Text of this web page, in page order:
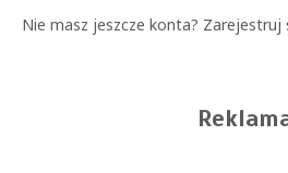
Nie masz jeszcze konta? Zarejestruj